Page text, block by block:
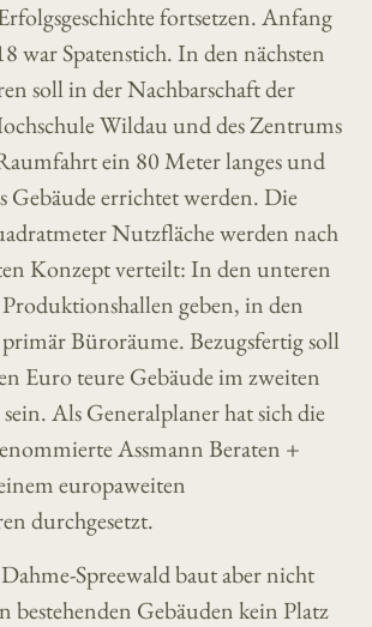
fortsetzen. Anfang
war Spatenstich. In den nächsten
soll in der Nachbarschaft der
Wildau und des Zentrums
ein 80 Meter langes und
Gebäude errichtet werden. Die
Nutzfläche werden nach
Konzept verteilt: In den unteren
geben, in den
Büroräume. Bezugsfertig soll
Euro teure Gebäude im zweiten
Als Generalplaner hat sich die
Assmann Beraten +
europaweiten
durchgesetzt.
Spreewald baut aber nicht
bestehenden Gebäuden kein Platz